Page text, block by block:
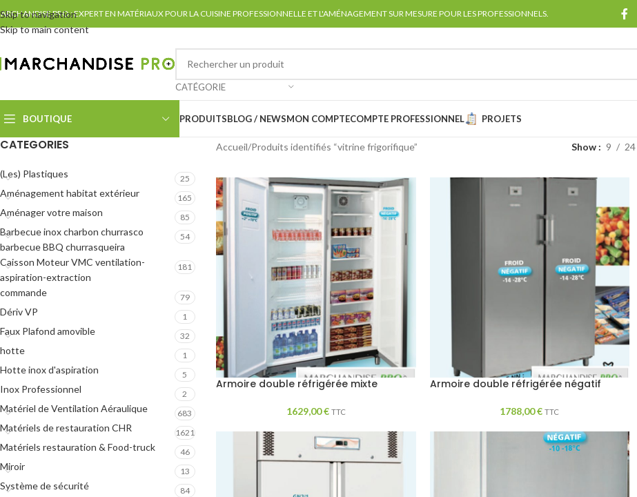
Skip to navigation
Skip to main content
PRO : EXPERT EN MATÉRIAUX POUR LA CUISINE PROFESSIONNELLE ET L'AMÉNAGEMENT SUR MESURE POUR LES PROFESSIONNELS.
CATÉGORIE
BOUTIQUE PRODUITSBLOG / NEWSMON COMPTECOMPTE PROFESSIONNEL PROJETS
CATEGORIES
(Les) Plastiques 25
Aménagement habitat extérieur 165
Aménager votre maison 85
Barbecue inox charbon churrasco
barbecue BBQ churrasqueira
54
Caisson Moteur VMC ventilation-
aspiration-extraction
181
commande 79
Dériv VP 1
Faux Plafond amovible 32
hotte 1
Hotte inox d'aspiration 5
Inox Professionnel 2
Matériel de Ventilation Aéraulique 683
Matériels de restauration CHR 1621
Matériels restauration & Food-truck 46
Miroir 13
Système de sécurité 84
Accueil Produits identifiés “vitrine frigorifique” Show 9 24
Armoire double réfrigérée mixte
1629,00€ TTC
Armoire double réfrigérée négatif
1788,00€ TTC